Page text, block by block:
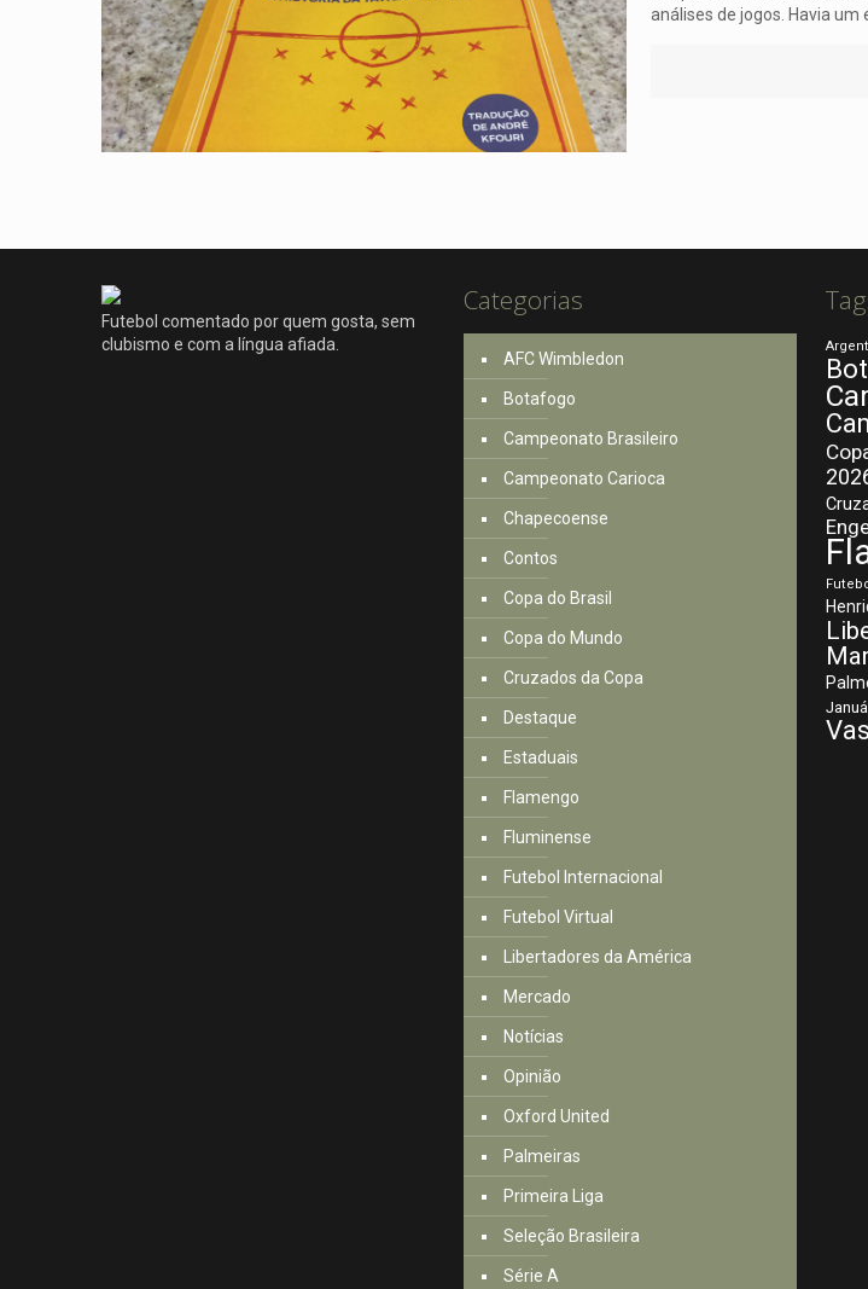
análises de jogos. Havia um
Futebol comentado por quem gosta, sem
clubismo e com a língua afiada.
Categorias
AFC Wimbledon
Botafogo
Campeonato Brasileiro
Campeonato Carioca
Chapecoense
Contos
Copa do Brasil
Copa do Mundo
Cruzados da Copa
Destaque
Estaduais
Flamengo
Fluminense
Futebol Internacional
Futebol Virtual
Libertadores da América
Mercado
Notícias
Opinião
Oxford United
Palmeiras
Primeira Liga
Seleção Brasileira
Série A